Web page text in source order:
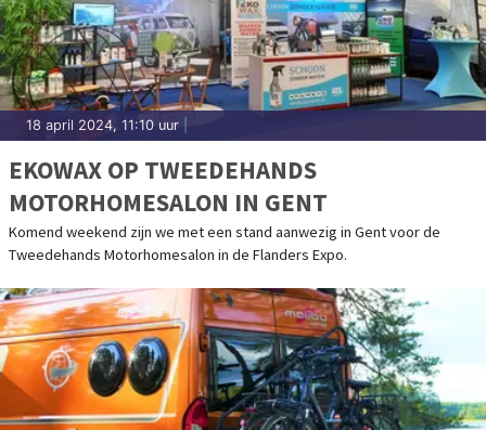
18 april 2024, 11:10 uur
EKOWAX OP TWEEDEHANDS
MOTORHOMESALON IN GENT
Komend weekend zijn we met een stand aanwezig in Gent voor de
Tweedehands Motorhomesalon in de Flanders Expo.